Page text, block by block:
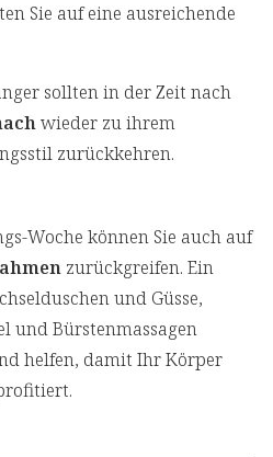
Sie auf eine ausreichende
sollten in der Zeit nach
wieder zu ihrem
zurückkehren.
Woche können Sie auch auf
zurückgreifen. Ein
und Güsse,
und Bürstenmassagen
helfen, damit Ihr Körper